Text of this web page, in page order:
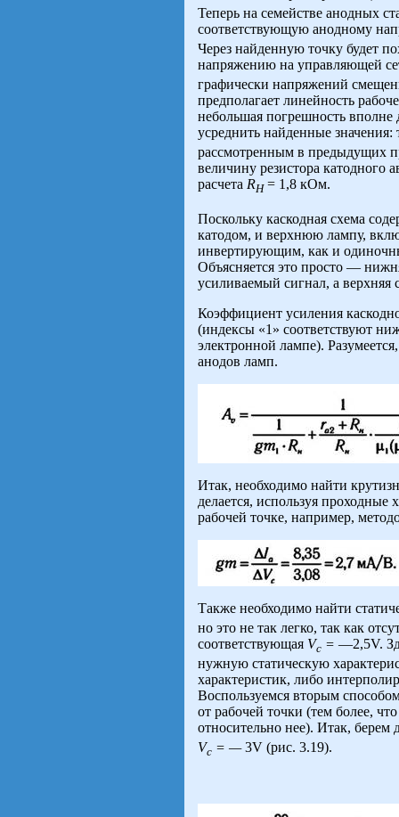
Теперь на семействе анодных
соответствующую анодному
Через найденную точку будет
напряжению на управляющей
графически напряжений
предполагает линейность
небольшая погрешность
усреднить найденные
рассмотренным в предыдущих
величину резистора катодного
расчета RH = 1,8 кОм.
Поскольку каскодная схема
катодом, и верхнюю лампу,
инвертирующим, как и
Объясняется это просто —
усиливаемый сигнал, а
Коэффициент усиления
(индексы «1» соответствуют
электронной лампе).
анодов ламп.
Итак, необходимо найти
делается, используя
рабочей точке, например,
Также необходимо найти
но это не так легко, так как
соответствующая Vc = —2,5V.
нужную статическую
характеристик, либо
Воспользуемся вторым
от рабочей точки (тем более,
относительно нее). Итак, берем
Vc = —3V (рис. 3.19).